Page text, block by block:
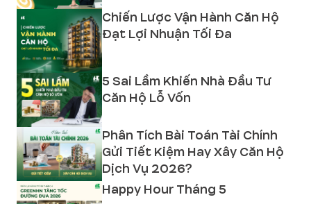
Chiến Lược Vận Hành Căn Hộ
Đạt Lợi Nhuận Tối Đa
5 Sai Lầm Khiến Nhà Đầu Tư
Căn Hộ Lỗ Vốn
Phân Tích Bài Toán Tài Chính
Gửi Tiết Kiệm Hay Xây Căn Hộ
Dịch Vụ 2026?
Happy Hour Tháng 5